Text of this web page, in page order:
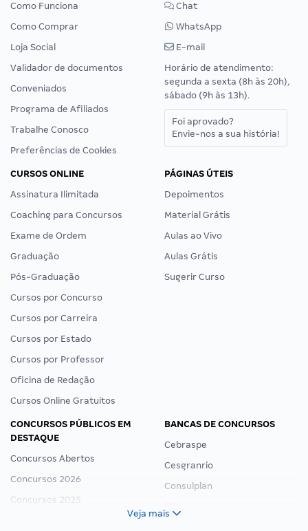
Como Funciona
Como Comprar
Loja Social
Validador de documentos
Conveniados
Programa de Afiliados
Trabalhe Conosco
Preferências de Cookies
Chat
WhatsApp
E-mail
Horário de atendimento:
segunda a sexta (8h às 20h),
sábado (9h às 13h).
Foi aprovado?
Envie-nos a sua história!
CURSOS ONLINE
Assinatura Ilimitada
Coaching para Concursos
Exame de Ordem
Graduação
Pós-Graduação
Cursos por Concurso
Cursos por Carreira
Cursos por Estado
Cursos por Professor
Oficina de Redação
Cursos Online Gratuitos
PÁGINAS ÚTEIS
Depoimentos
Material Grátis
Aulas ao Vivo
Aulas Grátis
Sugerir Curso
CONCURSOS PÚBLICOS EM
DESTAQUE
Concursos Abertos
Concursos 2026
Concursos 2025
BANCAS DE CONCURSOS
Cebraspe
Cesgranrio
Consulplan
Veja mais